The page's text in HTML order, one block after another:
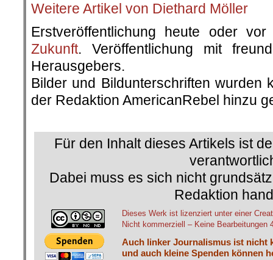
Weitere Artikel von Diethard Möller
Erstveröffentlichung heute oder
Zukunft. Veröffentlichung mit
Herausgebers.
Bilder und Bildunterschriften wurden
der Redaktion AmericanRebel hinzu
Für den Inhalt dieses Artikels ist
Dabei muss es sich nicht
Redaktion
Dieses Werk ist lizenziert unter einer
Nicht kommerziell – Keine Bearbeitungen
Auch linker Journalismus ist nicht
und auch kleine Spenden können